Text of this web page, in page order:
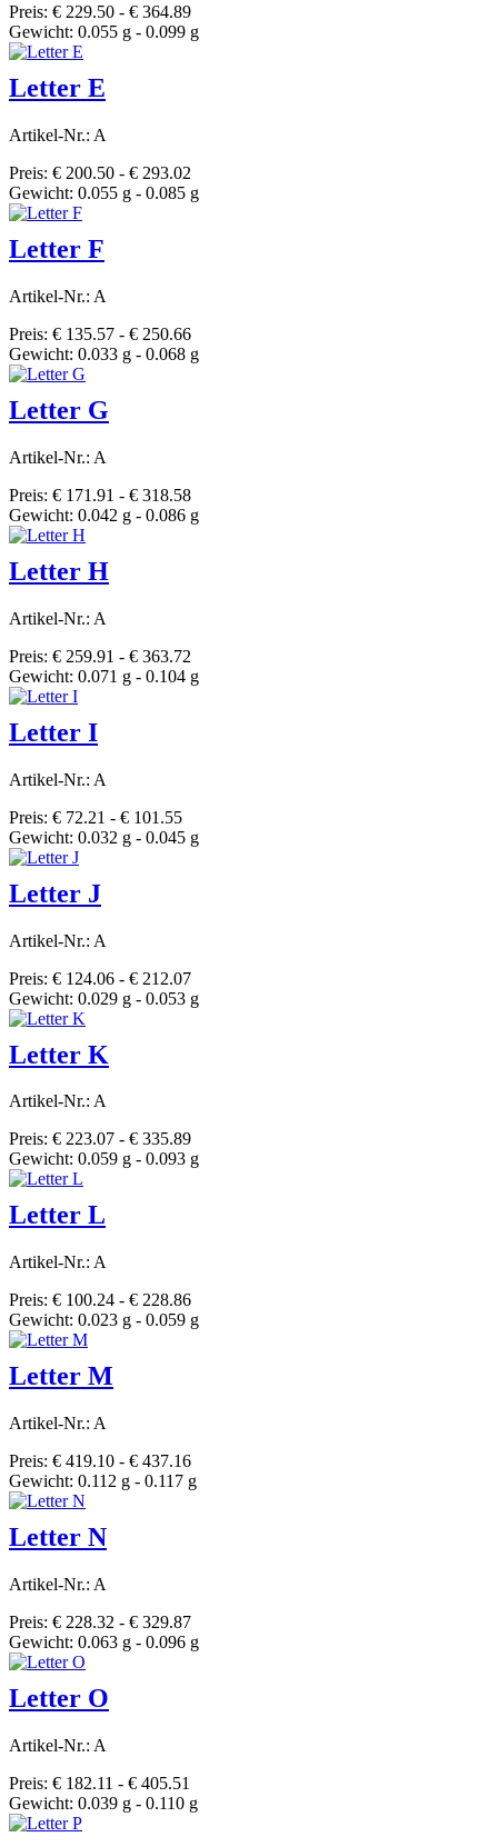
Preis: € 229.50 - € 364.89
Gewicht: 0.055 g - 0.099 g
Letter E
Artikel-Nr.: A
Preis: € 200.50 - € 293.02
Gewicht: 0.055 g - 0.085 g
Letter F
Artikel-Nr.: A
Preis: € 135.57 - € 250.66
Gewicht: 0.033 g - 0.068 g
Letter G
Artikel-Nr.: A
Preis: € 171.91 - € 318.58
Gewicht: 0.042 g - 0.086 g
Letter H
Artikel-Nr.: A
Preis: € 259.91 - € 363.72
Gewicht: 0.071 g - 0.104 g
Letter I
Artikel-Nr.: A
Preis: € 72.21 - € 101.55
Gewicht: 0.032 g - 0.045 g
Letter J
Artikel-Nr.: A
Preis: € 124.06 - € 212.07
Gewicht: 0.029 g - 0.053 g
Letter K
Artikel-Nr.: A
Preis: € 223.07 - € 335.89
Gewicht: 0.059 g - 0.093 g
Letter L
Artikel-Nr.: A
Preis: € 100.24 - € 228.86
Gewicht: 0.023 g - 0.059 g
Letter M
Artikel-Nr.: A
Preis: € 419.10 - € 437.16
Gewicht: 0.112 g - 0.117 g
Letter N
Artikel-Nr.: A
Preis: € 228.32 - € 329.87
Gewicht: 0.063 g - 0.096 g
Letter O
Artikel-Nr.: A
Preis: € 182.11 - € 405.51
Gewicht: 0.039 g - 0.110 g